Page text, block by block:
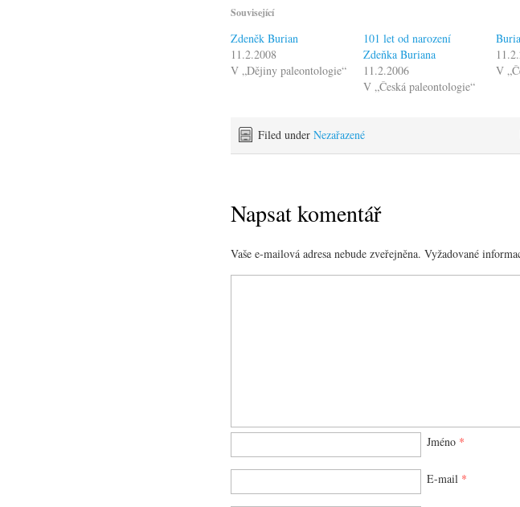
Související
Zdeněk Burian
11.2.2008
V „Dějiny paleontologie“
101 let od narození
Zdeňka Buriana
11.2.2006
V „Česká paleontologie“
V
Filed under Nezařazené
Napsat komentář
Vaše e-mailová adresa nebude zveřejněna. Vyžadované
Jméno *
E-mail *